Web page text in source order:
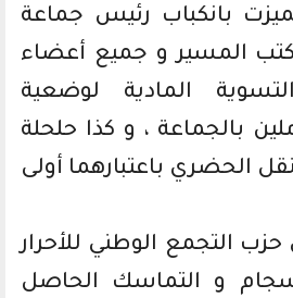
بانكباب رئيس جماعة
المسير و جميع أعضاء
المادية لوضعية
بالجماعة ، و كذا حلحلة
الحضري باعتبارهما أولى
حزب التجمع الوطني للأحرار
و التماسك الحاصل